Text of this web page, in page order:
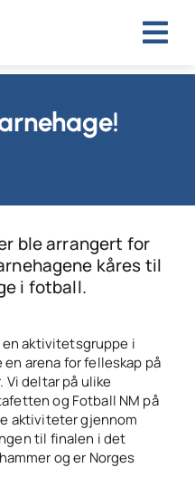
en aktivitetsgruppe i
en arena for felleskap på
Vi deltar på ulike
og Fotball NM på
aktiviteter gjennom
til finalen i det
og er Norges
ble arrangert for
kåres til
i fotball.